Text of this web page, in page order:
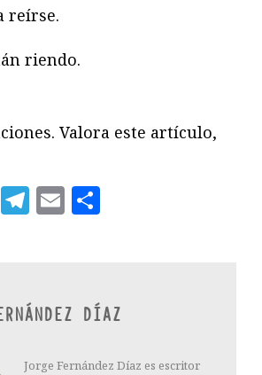
reírse.
riendo.
Valora este artículo,
Twitter
Telegram
Email
DÍAZ
Jorge Fernández Díaz es escritor